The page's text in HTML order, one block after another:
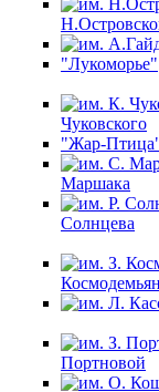
"Лукоморье"
Чуковского
"Жар-
Маршака
Солнцева
Портновой